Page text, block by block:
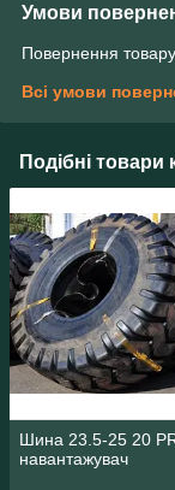
Умови
Повернення
Всі умови
Подібні товари
Шина 23.5-25 20
навантажувач